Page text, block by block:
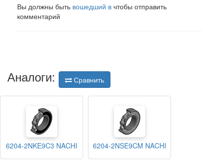
Вы должны быть вошедший в чтобы отправить
комментарий
Аналоги: Сравнить
6204-2NKE9C3 NACHI 6204-2NSE9CM NACHI